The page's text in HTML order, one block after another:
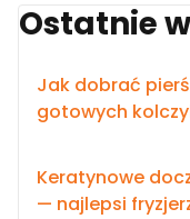
Ostatnie
Jak dobrać
gotowych
Keratynowe
— najlepsi